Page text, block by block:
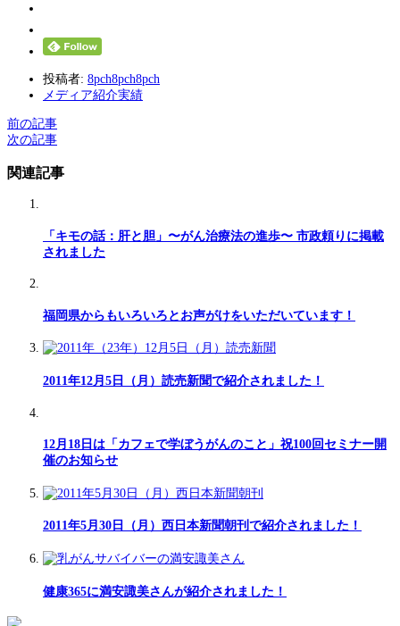
投稿者: 8pch8pch8pch
メディア紹介実績
前の記事
次の記事
関連記事
「キモの話：肝と胆」〜がん治療法の進歩〜 市政頼りに掲載
されました
福岡県からもいろいろとお声がけをいただいています！
2011年12月5日（月）読売新聞で紹介されました！
12月18日は「カフェで学ぼうがんのこと」祝100回セミナー開
催のお知らせ
2011年5月30日（月）西日本新聞朝刊で紹介されました！
健康365に満安諏美さんが紹介されました！